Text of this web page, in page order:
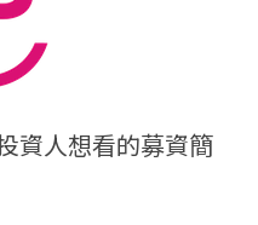
資人想看的募資簡